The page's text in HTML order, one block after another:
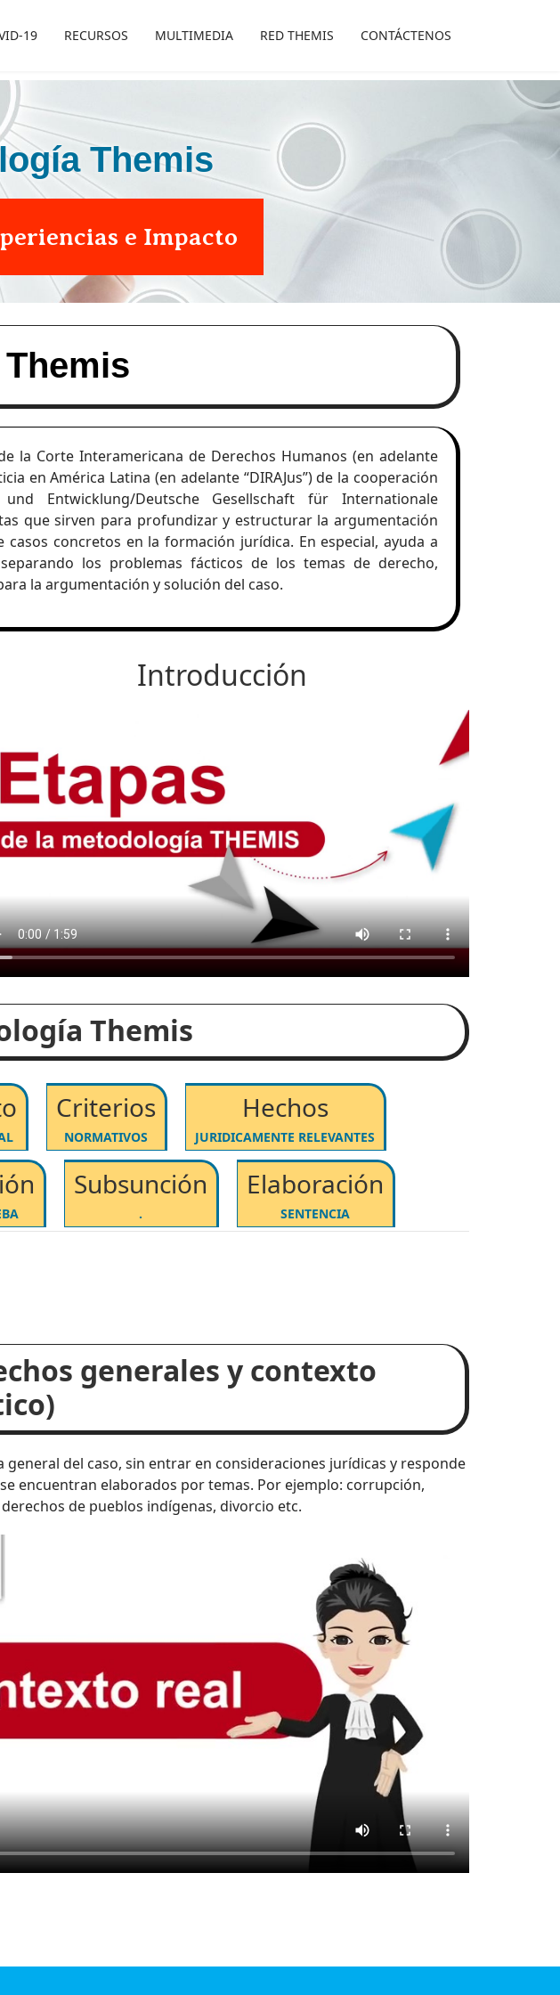
19 RECURSOS MULTIMEDIA RED THEMIS CONTÁCTENOS
Themis
e Impacto
la Corte Interamericana de Derechos Humanos (en adelante
en América Latina (en adelante “DIRAJus”) de la cooperación
Entwicklung/Deutsche Gesellschaft für Internationale
que sirven para profundizar y estructurar la argumentación
concretos en la formación jurídica. En especial, ayuda a
los problemas fácticos de los temas de derecho,
la argumentación y solución del caso.
Introducción
Themis
Criterios
NORMATIVOS
Hechos
JURIDICAMENTE RELEVANTES
Subsunción
.
Elaboración
SENTENCIA
generales y contexto
del caso, sin entrar en consideraciones jurídicas y responde
encuentran elaborados por temas. Por ejemplo: corrupción,
de pueblos indígenas, divorcio etc.